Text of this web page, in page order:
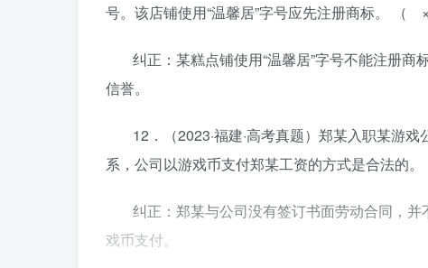
号。该店铺使用“温馨居”字号应先注册商标。 （
纠正：某糕点铺使用“温馨居”字号不能注册商
信誉。
12．（2023·福建·高考真题）郑某入职某游
系，公司以游戏币支付郑某工资的方式是合法的
纠正：郑某与公司没有签订书面劳动合同，
戏币支付。